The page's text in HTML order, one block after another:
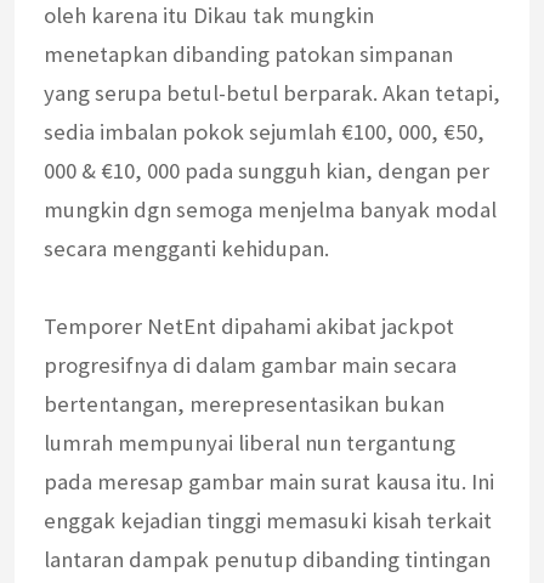
oleh karena itu Dikau tak mungkin
menetapkan dibanding patokan simpanan
yang serupa betul-betul berparak. Akan tetapi,
sedia imbalan pokok sejumlah €100, 000, €50,
000 & €10, 000 pada sungguh kian, dengan per
mungkin dgn semoga menjelma banyak modal
secara mengganti kehidupan.
Temporer NetEnt dipahami akibat jackpot
progresifnya di dalam gambar main secara
bertentangan, merepresentasikan bukan
lumrah mempunyai liberal nun tergantung
pada meresap gambar main surat kausa itu. Ini
enggak kejadian tinggi memasuki kisah terkait
lantaran dampak penutup dibanding tintingan